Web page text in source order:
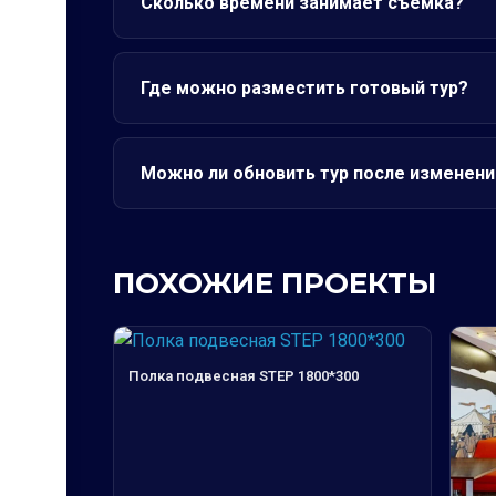
Где можно разместить готовый тур?
Можно ли обновить тур после
ПОХОЖИЕ ПРОЕКТЫ
Полка подвесная STEP 1800*300